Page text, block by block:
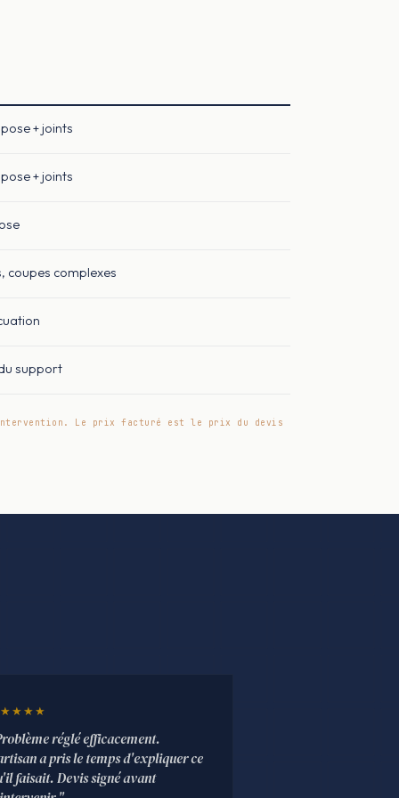
+ joints
+ joints
coupes complexes
support
Le prix facturé est le prix du devis
réglé efficacement.
a pris le temps d'expliquer ce
faisait. Devis signé avant